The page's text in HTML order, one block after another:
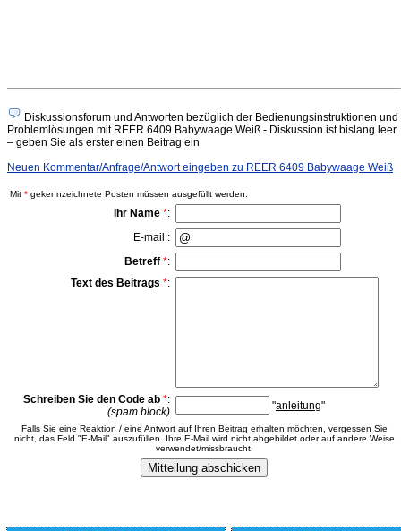
Diskussionsforum und Antworten bezüglich der Bedienungsinstruktionen und
Problemlösungen mit REER 6409 Babywaage Weiß - Diskussion ist bislang leer
– geben Sie als erster einen Beitrag ein
Neuen Kommentar/Anfrage/Antwort eingeben zu REER 6409 Babywaage Weiß
Mit * gekennzeichnete Posten müssen ausgefüllt werden.
Ihr Name *:
E-mail :
Betreff *:
Text des Beitrags *:
Schreiben Sie den Code ab *:
(spam block)
"anleitung"
Falls Sie eine Reaktion / eine Antwort auf Ihren Beitrag erhalten möchten, vergessen Sie
nicht, das Feld "E-Mail" auszufüllen. Ihre E-Mail wird nicht abgebildet oder auf andere Weise
verwendet/missbraucht.